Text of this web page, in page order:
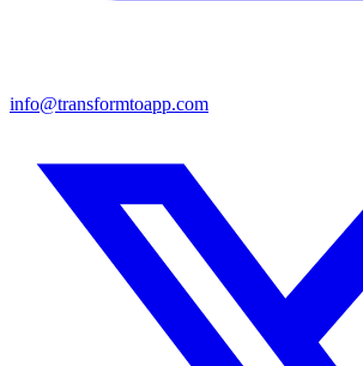
info@transformtoapp.com